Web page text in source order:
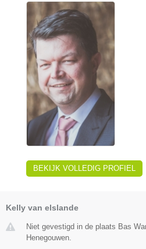
BEKIJK VOLLEDIG PROFIEL
Kelly van elslande
Niet gevestigd in de plaats Bas
Henegouwen.